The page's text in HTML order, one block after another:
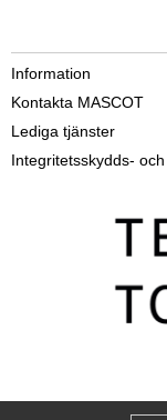
Information
Kontakta MASCOT
Lediga tjänster
Integritetsskydds-